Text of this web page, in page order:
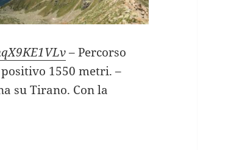
– Percorso
1550 metri. –
su Tirano. Con la
AL MONTE MASUCCIO (SO),